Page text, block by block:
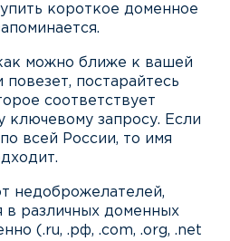
короткое доменное
можно ближе к вашей
постарайтесь
соответствует
ключевому запросу. Если
всей России, то имя
недоброжелателей,
в различных доменных
(.ru, .рф, .com, .org, .net